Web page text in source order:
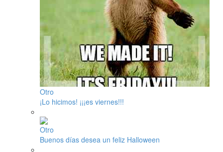
Otro
¡Lo hicimos! ¡¡¡es viernes!!!
Otro
Buenos días desea un feliz Halloween